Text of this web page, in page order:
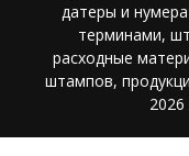
датеры и
терминами,
расходные
штампов,
2026